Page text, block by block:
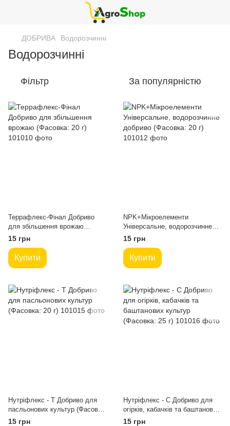
ДОБРИВА Водорозчинні
Водорозчинні
Фільтр За популярністю
Террафлекс-Фінал Добриво
для збільшення врожаю
(Фасовка: 20 г)
15 грн
Купити
NPK+Мікроелементи
Універсальне, водорозчинне
добриво (Фасовка: 20 г)
15 грн
Купити
Нутріфлекс - Т Добриво для
пасльонових культур (Фасовка:
20 г)
15 грн
Нутріфлекс - С Добриво для
огірків, кабачків та баштанових
культур (Фасовка: 25 г)
15 грн